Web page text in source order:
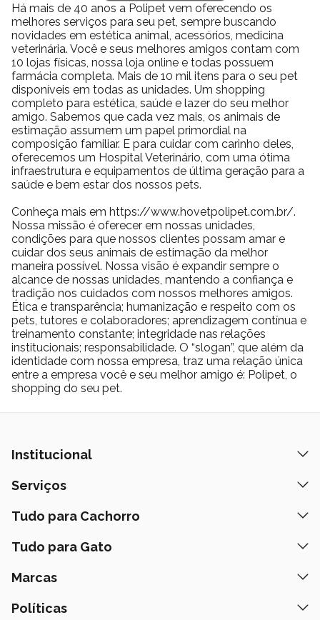
Há mais de 40 anos a Polipet vem oferecendo os
melhores serviços para seu pet, sempre buscando
novidades em estética animal, acessórios, medicina
veterinária. Você e seus melhores amigos contam com
10 lojas físicas, nossa loja online e todas possuem
farmácia completa. Mais de 10 mil itens para o seu pet
disponíveis em todas as unidades. Um shopping
completo para estética, saúde e lazer do seu melhor
amigo. Sabemos que cada vez mais, os animais de
estimação assumem um papel primordial na
composição familiar. E para cuidar com carinho deles,
oferecemos um Hospital Veterinário, com uma ótima
infraestrutura e equipamentos de última geração para a
saúde e bem estar dos nossos pets.
Conheça mais em https://www.hovetpolipet.com.br/.
Nossa missão é oferecer em nossas unidades,
condições para que nossos clientes possam amar e
cuidar dos seus animais de estimação da melhor
maneira possível. Nossa visão é expandir sempre o
alcance de nossas unidades, mantendo a confiança e
tradição nos cuidados com nossos melhores amigos.
Ética e transparência; humanização e respeito com os
pets, tutores e colaboradores; aprendizagem contínua e
treinamento constante; integridade nas relações
institucionais; responsabilidade. O “slogan”, que além da
identidade com nossa empresa, traz uma relação única
entre a empresa você e seu melhor amigo é: Polipet, o
shopping do seu pet.
Institucional
Quem Somos
Prazos de Entrega
Fale Conosco
Lista de Desejos
Serviços
Banho e Tosa
Peça pelo Delivery
Assinatura Polipet
Tudo para Cachorro
Ração
Coleiras
Tudo para Gato
Ração
Marcas
Nexgard
Políticas